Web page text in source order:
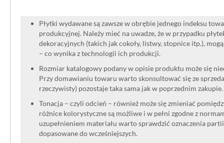
Płytki wydawane są zawsze w obrębie jednego indeksu
produkcyjnej. Należy mieć na uwadze, że w przypadku
dekoracyjnych (takich jak cokoły, listwy, stopnice itp.),
– co wynika z technologii ich produkcji.
Rozmiar katalogowy podany w opisie produktu może się
Przy domawianiu towaru warto skonsultować się ze
rzeczywisty) pozostaje taka sama jak w poprzednim zakupie.
Tonacja – czyli odcień – również może się zmieniać
różnice kolorystyczne są możliwe i w pełni zgodne z
uzupełnieniem materiału warto sprawdzić oznaczenia
dopasowane do wcześniejszych.